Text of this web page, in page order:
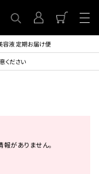
容液 定期お届け便
ください
がありません。